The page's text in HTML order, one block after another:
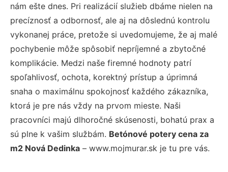
nám ešte dnes. Pri realizácií služieb dbáme nielen na
precíznosť a odbornosť, ale aj na dôslednú kontrolu
vykonanej práce, pretože si uvedomujeme, že aj malé
pochybenie môže spôsobiť nepríjemné a zbytočné
komplikácie. Medzi naše firemné hodnoty patrí
spoľahlivosť, ochota, korektný prístup a úprimná
snaha o maximálnu spokojnosť každého zákazníka,
ktorá je pre nás vždy na prvom mieste. Naši
pracovníci majú dlhoročné skúsenosti, bohatú prax a
sú plne k vašim službám. Betónové potery cena za
m2 Nová Dedinka – www.mojmurar.sk je tu pre vás.